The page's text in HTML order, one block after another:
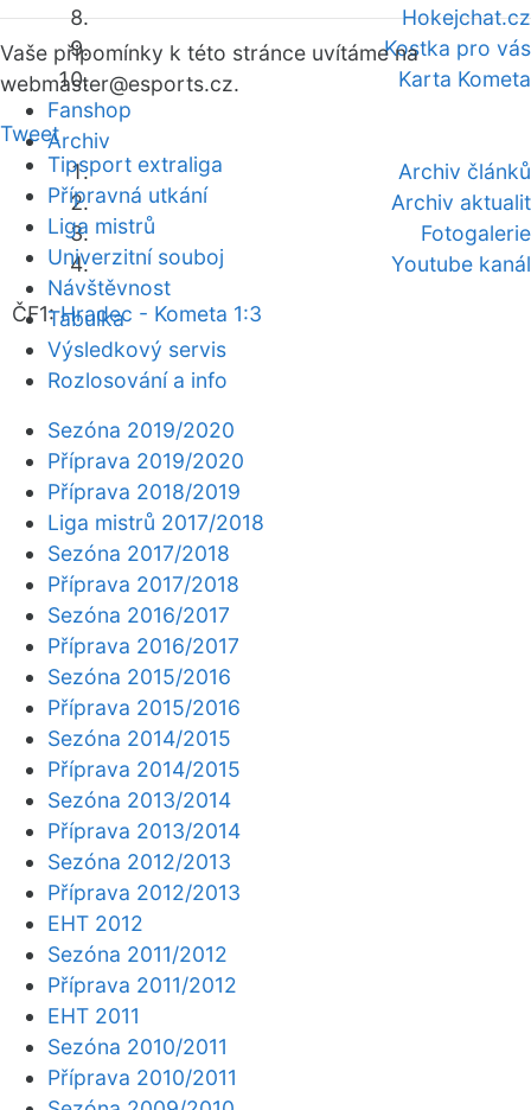
Hokejchat.cz
Kostka pro vás
Karta Kometa
Fanshop
Archiv
Archiv článků
Archiv aktualit
Fotogalerie
Youtube kanál
ČF1:Hradec - Kometa 1:3
Vaše připomínky k této stránce uvítáme na
webmaster@esports.cz.
Tweet
Tipsport extraliga
Přípravná utkání
Liga mistrů
Univerzitní souboj
Návštěvnost
Tabulka
Výsledkový servis
Rozlosování a info
Sezóna 2019/2020
Příprava 2019/2020
Příprava 2018/2019
Liga mistrů 2017/2018
Sezóna 2017/2018
Příprava 2017/2018
Sezóna 2016/2017
Příprava 2016/2017
Sezóna 2015/2016
Příprava 2015/2016
Sezóna 2014/2015
Příprava 2014/2015
Sezóna 2013/2014
Příprava 2013/2014
Sezóna 2012/2013
Příprava 2012/2013
EHT 2012
Sezóna 2011/2012
Příprava 2011/2012
EHT 2011
Sezóna 2010/2011
Příprava 2010/2011